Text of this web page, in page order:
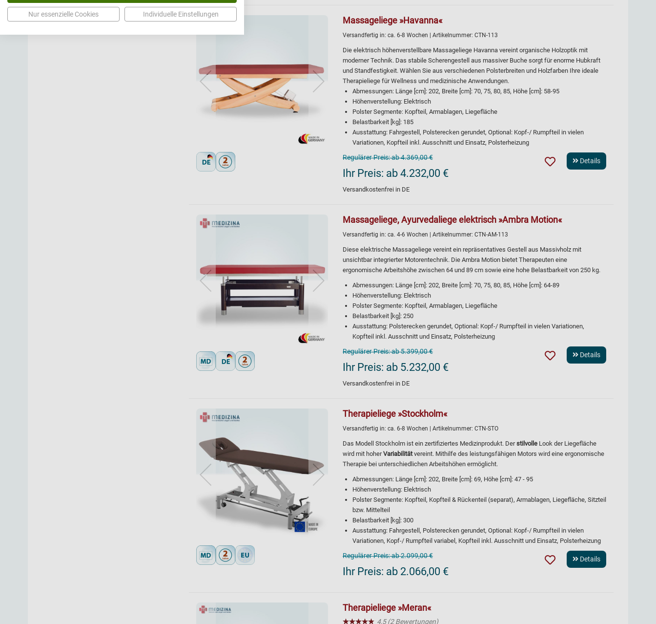
Massageliege »Havanna«
Versandfertig in: ca. 6-8 Wochen | Artikelnummer: CTN-113
Die elektrisch höhenverstellbare Massageliege Havanna vereint organische Holzoptik mit
moderner Technik. Das stabile Scherengestell aus massiver Buche sorgt für enorme Hubkraft
und Standfestigkeit. Wählen Sie aus verschiedenen Polsterbreiten und Holzfarben Ihre ideale
Therapieliege für Wellness und medizinische Anwendungen.
Abmessungen: Länge [cm]: 202, Breite [cm]: 70, 75, 80, 85, Höhe [cm]: 58-95
Höhenverstellung: Elektrisch
Polster Segmente: Kopfteil, Armablagen, Liegefläche
Belastbarkeit [kg]: 185
Ausstattung: Fahrgestell, Polsterecken gerundet, Optional: Kopf-/ Rumpfteil in vielen
Variationen, Kopfteil inkl. Ausschnitt und Einsatz, Polsterheizung
Regulärer Preis:ab 4.369,00 €
Ihr Preis: ab 4.232,00 €
Versandkostenfrei in DE
Details
Massageliege, Ayurvedaliege elektrisch »Ambra Motion«
Versandfertig in: ca. 4-6 Wochen | Artikelnummer: CTN-AM-113
Diese elektrische Massageliege vereint ein repräsentatives Gestell aus Massivholz mit
unsichtbar integrierter Motorentechnik. Die Ambra Motion bietet Therapeuten eine
ergonomische Arbeitshöhe zwischen 64 und 89 cm sowie eine hohe Belastbarkeit von 250 kg.
Abmessungen: Länge [cm]: 202, Breite [cm]: 70, 75, 80, 85, Höhe [cm]: 64-89
Höhenverstellung: Elektrisch
Polster Segmente: Kopfteil, Armablagen, Liegefläche
Belastbarkeit [kg]: 250
Ausstattung: Polsterecken gerundet, Optional: Kopf-/ Rumpfteil in vielen Variationen,
Kopfteil inkl. Ausschnitt und Einsatz, Polsterheizung
Regulärer Preis:ab 5.399,00 €
Ihr Preis: ab 5.232,00 €
Versandkostenfrei in DE
Details
Therapieliege »Stockholm«
Versandfertig in: ca. 6-8 Wochen | Artikelnummer: CTN-STO
Das Modell Stockholm ist ein zertifiziertes Medizinprodukt. Derstilvolle Look der Liegefläche
wird mit hoherVariabilitätvereint. Mithilfe des leistungsfähigen Motors wird eine ergonomische
Therapie bei unterschiedlichen Arbeitshöhen ermöglicht.
Abmessungen: Länge [cm]: 202, Breite [cm]: 69, Höhe [cm]: 47 - 95
Höhenverstellung: Elektrisch
Polster Segmente: Kopfteil, Kopfteil & Rückenteil (separat), Armablagen, Liegefläche, Sitzteil
bzw. Mittelteil
Belastbarkeit [kg]: 300
Ausstattung: Fahrgestell, Polsterecken gerundet, Optional: Kopf-/ Rumpfteil in vielen
Variationen, Kopf-/ Rumpfteil variabel, Kopfteil inkl. Ausschnitt und Einsatz, Polsterheizung
Regulärer Preis:ab 2.099,00 €
Ihr Preis: ab 2.066,00 €
Details
Therapieliege »Meran«
★★★★★
☆☆☆☆☆ 4,5 (2 Bewertungen)
Nur essenzielle Cookies Individuelle Einstellungen